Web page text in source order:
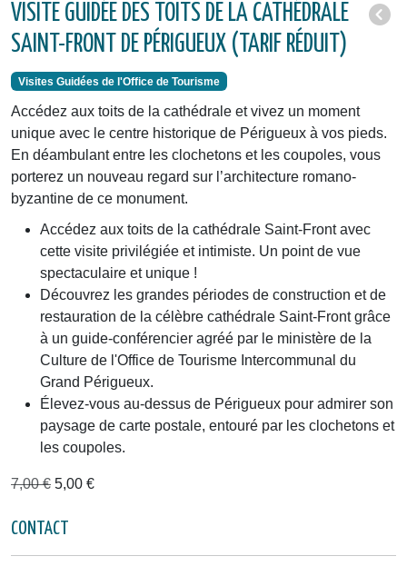
VISITE GUIDÉE DES TOITS DE LA CATHÉDRALE
SAINT-FRONT DE PÉRIGUEUX (TARIF RÉDUIT)
Visites Guidées de l'Office de Tourisme
Accédez aux toits de la cathédrale et vivez un moment
unique avec le centre historique de Périgueux à vos pieds.
En déambulant entre les clochetons et les coupoles, vous
porterez un nouveau regard sur l’architecture romano-
byzantine de ce monument.
Accédez aux toits de la cathédrale Saint-Front avec
cette visite privilégiée et intimiste. Un point de vue
spectaculaire et unique !
Découvrez les grandes périodes de construction et de
restauration de la célèbre cathédrale Saint-Front grâce
à un guide-conférencier agréé par le ministère de la
Culture de l'Office de Tourisme Intercommunal du
Grand Périgueux.
Élevez-vous au-dessus de Périgueux pour admirer son
paysage de carte postale, entouré par les clochetons et
les coupoles.
7,00 € 5,00 €
CONTACT